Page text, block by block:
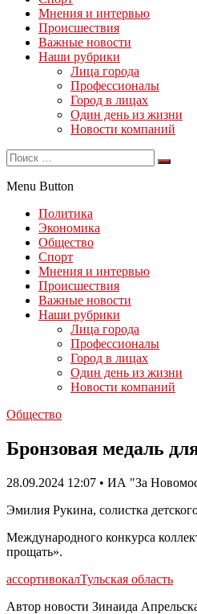
Мнения и интервью
Происшествия
Важные новости
Наши рубрики
Лица города
Профессионалы
Город в лицах
Один день из жизни
Новости компаний
Menu Button
Политика
Экономика
Общество
Спорт
Мнения и интервью
Происшествия
Важные новости
Наши рубрики
Лица города
Профессионалы
Город в лицах
Один день из жизни
Новости компаний
Общество
Бронзовая медаль
28.09.2024 12:07 • ИА "За
Эмилия Рукина, солистка
Международного конкурса
прощать».
ассортивокалТульская область
Автор новости Зинаида